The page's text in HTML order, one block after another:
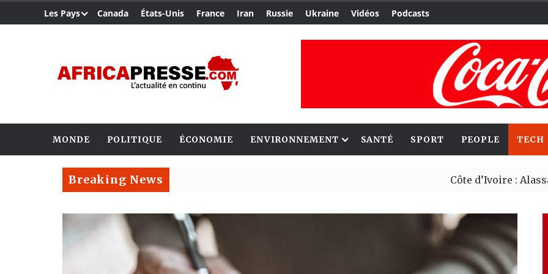
Les Pays Canada États-Unis France Iran Russie Ukraine Vidéos Podcasts
MONDE POLITIQUE ÉCONOMIE ENVIRONNEMENT SANTÉ SPORT PEOPLE TECH
Breaking News Côte d’Ivoire : Alassane